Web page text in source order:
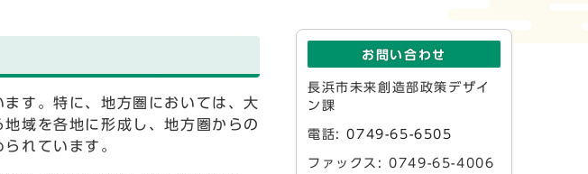
す。特に、地方圏においては、大
域を各地に形成し、地方圏からの
れています。
お問い合わせ
長浜市未来創造部政策デザイ
ン課
電話:0749-65-6505
ファックス: 0749-65-4006